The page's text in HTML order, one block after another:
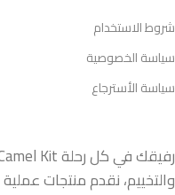
شروط الاستخدام
سياسة الخصوصية
سياسة الأسترجاع
والتخييم، نقدم منتجات